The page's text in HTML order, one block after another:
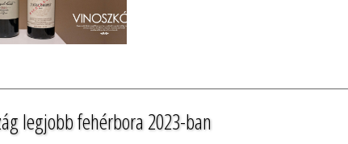
legjobb fehérbora 2023-ban